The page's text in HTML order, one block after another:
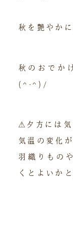
秋を艶やか
秋のおでか
(^-^)/
⚠︎夕方には
気温の変化
羽織りもの
くとよいか